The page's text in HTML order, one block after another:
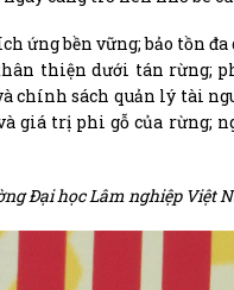
ứng bền vững; bảo tồn
thiện dưới tán rừng;
chính sách quản lý tài
giá trị phi gỗ của rừng;
Đại học Lâm nghiệp Việt